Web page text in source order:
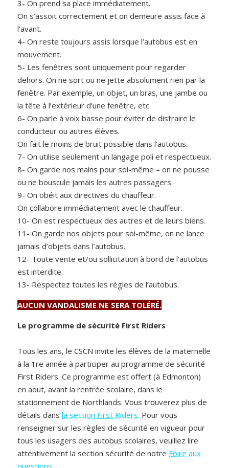
3- On prend sa place immédiatement.
On s’assoit correctement et on demeure assis face à
l’avant.
4- On reste toujours assis lorsque l’autobus est en
mouvement.
5- Les fenêtres sont uniquement pour regarder
dehors. On ne sort ou ne jette absolument rien par la
fenêtre. Par exemple, un objet, un bras, une jambe ou
la tête à l’extérieur d’une fenêtre, etc.
6- On parle à voix basse pour éviter de distraire le
conducteur ou autres élèves.
On fait le moins de bruit possible dans l’autobus.
7- On utilise seulement un langage poli et respectueux.
8- On garde nos mains pour soi-même – on ne pousse
ou ne bouscule jamais les autres passagers.
9- On obéit aux directives du chauffeur.
On collabore immédiatement avec le chauffeur.
10- On est respectueux des autres et de leurs biens.
11- On garde nos objets pour soi-même, on ne lance
jamais d’objets dans l’autobus.
12- Toute vente et/ou sollicitation à bord de l’autobus
est interdite.
13- Respectez toutes les règles de l’autobus.
AUCUN VANDALISME NE SERA TOLÉRÉ.
Le programme de sécurité First Riders
Tous les ans, le CSCN invite les élèves de la maternelle
à la 1re année à participer au programme de sécurité
First Riders. Ce programme est offert (à Edmonton)
en aout, avant la rentrée scolaire, dans le
stationnement de Northlands. Vous trouverez plus de
détails dansla section First Riders. Pour vous
renseigner sur les règles de sécurité en vigueur pour
tous les usagers des autobus scolaires, veuillez lire
attentivement la section sécurité de notre Foire aux